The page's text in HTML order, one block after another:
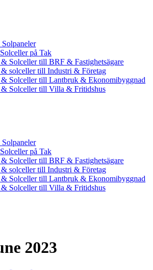
på Tak
& Solceller till BRF & Fastighetsägare
& solceller till Industri & Företag
& Solceller till Lantbruk & Ekonomibyggnad
& Solceller till Villa & Fritidshus
på Tak
& Solceller till BRF & Fastighetsägare
& solceller till Industri & Företag
& Solceller till Lantbruk & Ekonomibyggnad
& Solceller till Villa & Fritidshus
2023